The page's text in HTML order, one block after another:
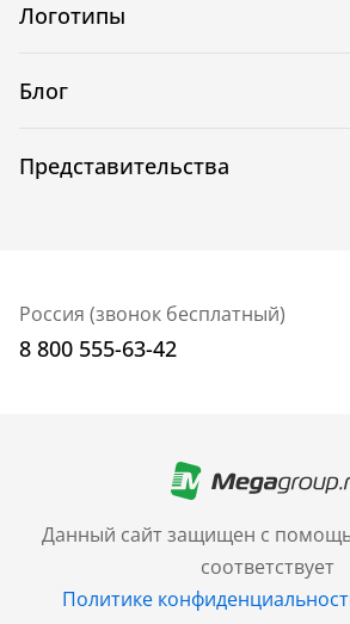
Данный сайт защищен с
соответствует
Политике
Логотипы
Блог
Представительства
Россия (звонок бесплатный)
8 800 555-63-42
+7 (499) 705-30-10
Санкт-Петербург
+7 (812) 600-77-33
Барнаул